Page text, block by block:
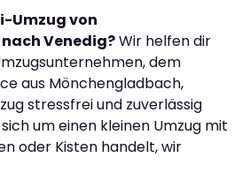
Umzug von
Venedig?Wir helfen dir
dem
aus Mönchengladbach,
stressfrei und zuverlässig
um einen kleinen Umzug mit
oder Kisten handelt, wir